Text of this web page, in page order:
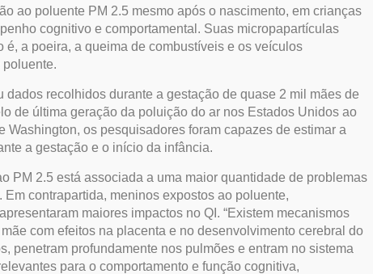
ao poluente PM 2.5 mesmo após o nascimento, em crianças
cognitivo e comportamental. Suas micropapartículas
a poeira, a queima de combustíveis e os veículos
recolhidos durante a gestação de quase 2 mil mães de
de última geração da poluição do ar nos Estados Unidos ao
os pesquisadores foram capazes de estimar a
a gestação e o início da infância.
PM 2.5 está associada a uma maior quantidade de problemas
contrapartida, meninos expostos ao poluente,
maiores impactos no QI. “Existem mecanismos
com efeitos na placenta e no desenvolvimento cerebral do
penetram profundamente nos pulmões e entram no sistema
para o comportamento e função cognitiva,